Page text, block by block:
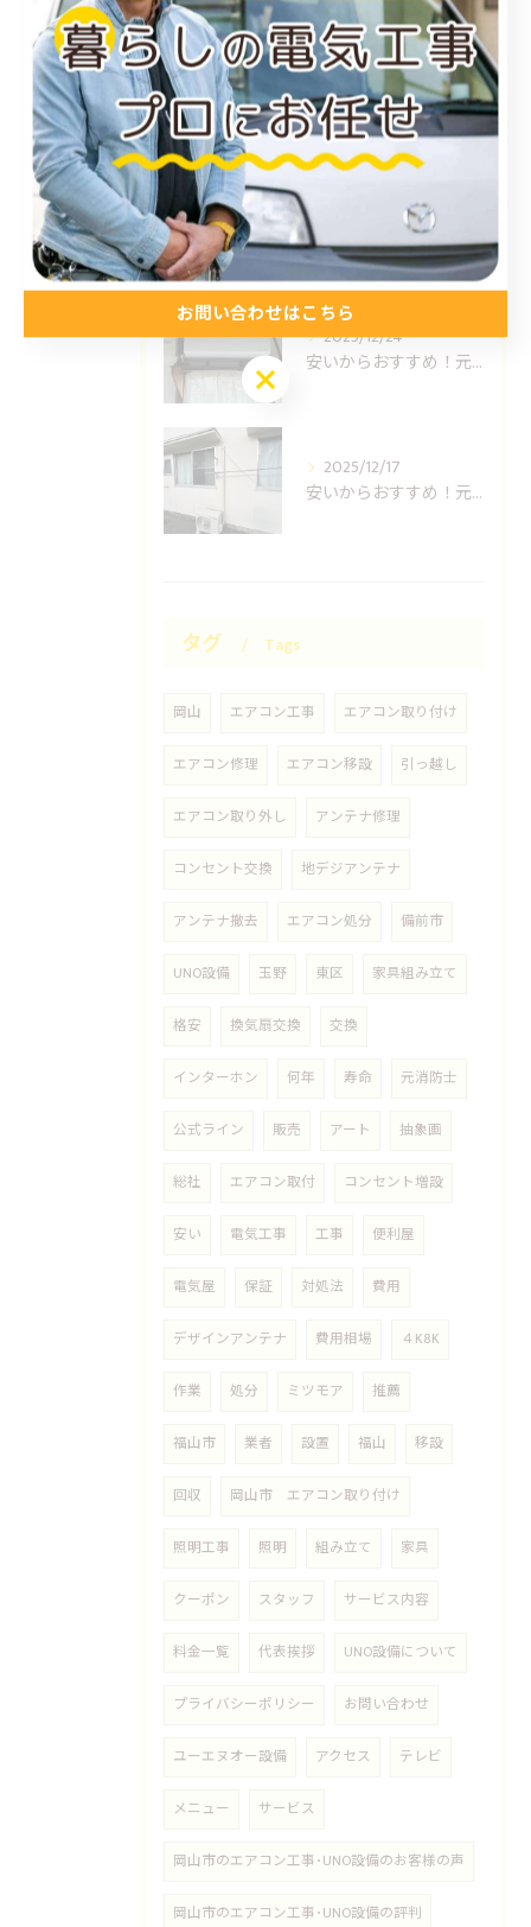
最近の投稿 Recent Posts
2025/12/24
安いからおすすめ！元消防士の倉敷エアコン取り付け業者はUNO設備へ！
2025/12/17
安いからおすすめ！元消防士の岡山エアコン取り付け業者はUNO設備へ！
タグ Tags
岡山 エアコン工事 エアコン取り付け
エアコン修理 エアコン移設 引っ越し
エアコン取り外し アンテナ修理
コンセント交換 地デジアンテナ
アンテナ撤去 エアコン処分 備前市
UNO設備 玉野 東区 家具組み立て
格安 換気扇交換 交換
インターホン 何年 寿命 元消防士
公式ライン 販売 アート 抽象画
総社 エアコン取付 コンセント増設
安い 電気工事 工事 便利屋
電気屋 保証 対処法 費用
デザインアンテナ 費用相場 ４K8K
作業 処分 ミツモア 推薦
福山市 業者 設置 福山 移設
回収 岡山市 エアコン取り付け
照明工事 照明 組み立て 家具
クーポン スタッフ サービス内容
料金一覧 代表挨拶 UNO設備について
プライバシーポリシー お問い合わせ
ユーエヌオー設備 アクセス テレビ
メニュー サービス
岡山市のエアコン工事･UNO設備のお客様の声
岡山市のエアコン工事･UNO設備の評判
お問い合わせはこちら
お問い合わせはこちら